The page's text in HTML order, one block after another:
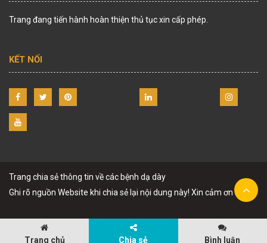
Trang đang tiến hành hoàn thiện thủ tục xin cấp phép.
KẾT NỐI
Trang chia sẻ thông tin về các bệnh dạ dày
Ghi rõ nguồn Website khi chia sẻ lại nội dung này! Xin cảm ơn !
Trang chủ Chia sẻ Bình luận